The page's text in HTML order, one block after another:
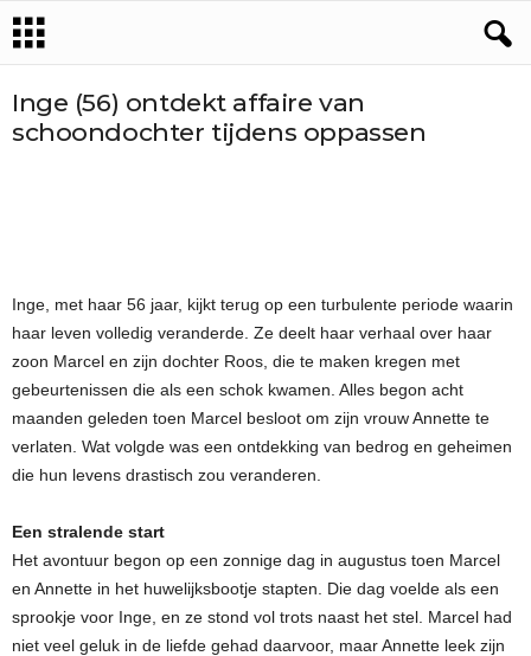
Inge (56) ontdekt affaire van
schoondochter tijdens oppassen
Inge, met haar 56 jaar, kijkt terug op een turbulente periode waarin
haar leven volledig veranderde. Ze deelt haar verhaal over haar
zoon Marcel en zijn dochter Roos, die te maken kregen met
gebeurtenissen die als een schok kwamen. Alles begon acht
maanden geleden toen Marcel besloot om zijn vrouw Annette te
verlaten. Wat volgde was een ontdekking van bedrog en geheimen
die hun levens drastisch zou veranderen.
Een stralende start
Het avontuur begon op een zonnige dag in augustus toen Marcel
en Annette in het huwelijksbootje stapten. Die dag voelde als een
sprookje voor Inge, en ze stond vol trots naast het stel. Marcel had
niet veel geluk in de liefde gehad daarvoor, maar Annette leek zijn